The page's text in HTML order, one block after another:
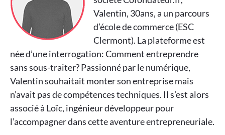
Valentin, 30ans, a un parcours
d’école de commerce (ESC
Clermont). La plateforme est
née d’une interrogation: Comment entreprendre
sans sous-traiter? Passionné par le numérique,
Valentin souhaitait monter son entreprise mais
n’avait pas de compétences techniques. Il s’est alors
associé à Loïc, ingénieur développeur pour
l’accompagner dans cette aventure entrepreneuriale.